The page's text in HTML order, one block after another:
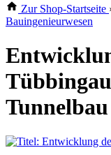
Zur Shop-Startseite
Bauingenieurwesen
Tunnelbau